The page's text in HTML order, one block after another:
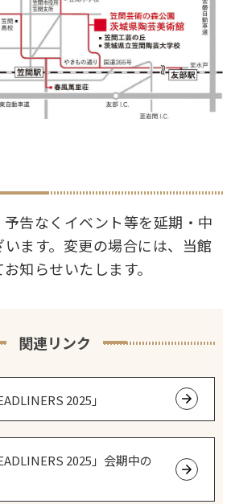
告なくイベント等を延期・中
ます。変更の場合には、当館
知らせいたします。
関連リンク
2025」
2025」会期中の